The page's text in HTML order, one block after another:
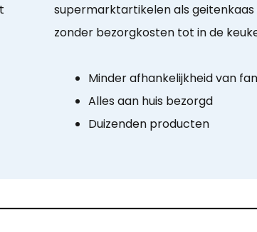
supermarktartikelen als
zonder bezorgkosten tot in de
Minder afhankelijkheid van
Alles aan huis bezorgd
Duizenden producten